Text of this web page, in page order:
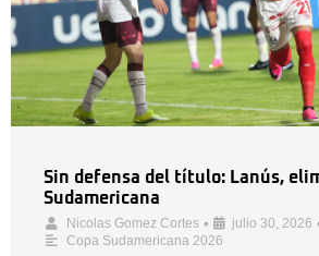
Sin defensa del título: Lanús,
Sudamericana
Nicolas Gomez Cortes • julio 30, 2026
Copa Sudamericana 2026